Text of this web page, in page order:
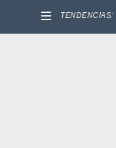
TENDENCIAS: